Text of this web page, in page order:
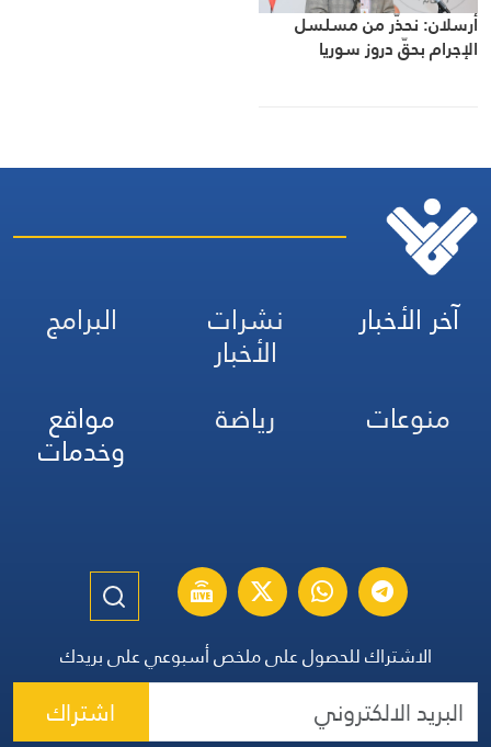
أرسلان: نحذّر من مسلسل
الإجرام بحقّ دروز سوريا
آخر الأخبار نشرات
الأخبار
البرامج
منوعات
رياضة مواقع
وخدمات
الاشتراك للحصول على ملخص أسبوعي على بريدك
اشتراك